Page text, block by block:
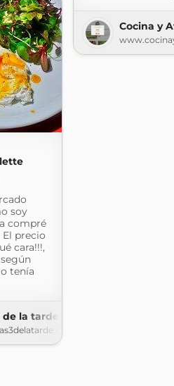
Cocina y
soy
compré
El precio
cara!!!,
tenía
de la tarde